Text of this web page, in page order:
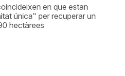
en que estan
única" per recuperar un
hectàrees